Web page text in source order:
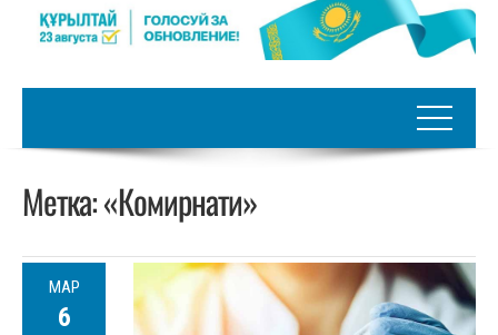
Метка:«Комирнати»
МАР
6